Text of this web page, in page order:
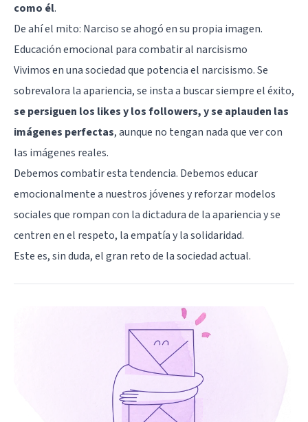
como él.
De ahí el mito: Narciso se ahogó en su propia imagen.
Educación emocional para combatir al narcisismo
Vivimos en una sociedad que potencia el narcisismo. Se
sobrevalora la apariencia, se insta a buscar siempre el éxito,
se persiguen los likes y los followers, y se aplauden las
imágenes perfectas, aunque no tengan nada que ver con
las imágenes reales.
Debemos combatir esta tendencia. Debemos educar
emocionalmente a nuestros jóvenes y reforzar modelos
sociales que rompan con la dictadura de la apariencia y se
centren en el respeto, laempatíay la solidaridad.
Este es, sin duda, el gran reto de la sociedad actual.